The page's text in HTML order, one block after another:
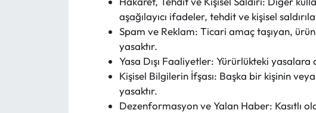
aşağılayıcı ifadeler, tehdit ve kişisel
Spam ve Reklam: Ticari amaç taşıyan,
yasaktır.
Yasa Dışı Faaliyetler: Yürürlükteki
Kişisel Bilgilerin İfşası: Başka bir kişinin
yasaktır.
Dezenformasyon ve Yalan Haber: Kasıtlı